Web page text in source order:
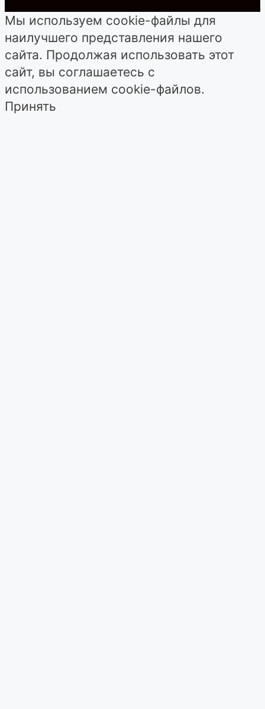
Мы используем cookie-файлы для
наилучшего представления нашего
сайта. Продолжая использовать этот
сайт, вы соглашаетесь с
использованием cookie-файлов.
Принять